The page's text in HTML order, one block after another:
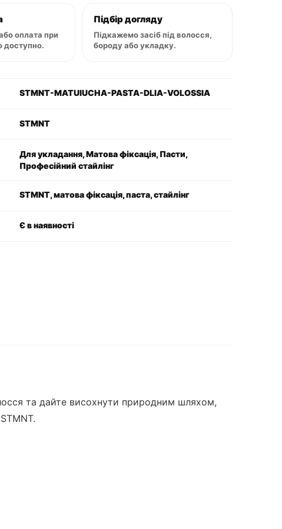
оплата при
доступно.
Підбір догляду
Підкажемо засіб під волосся,
бороду або укладку.
STMNT-MATUIUCHA-PASTA-DLIA-VOLOSSIA
STMNT
Для укладання, Матова фіксація, Пасти,
Професійний стайлінг
STMNT, матова фіксація, паста, стайлінг
Є в наявності
та дайте висохнути природним шляхом,